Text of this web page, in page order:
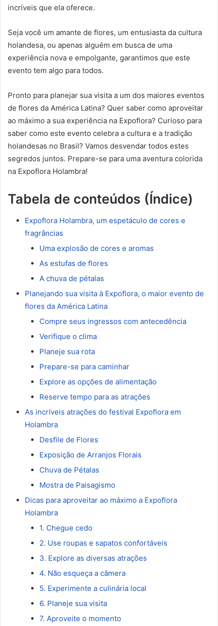
incríveis que ela oferece.
Seja você um amante de flores, um entusiasta da cultura
holandesa, ou apenas alguém em busca de uma
experiência nova e empolgante, garantimos que este
evento tem algo para todos.
Pronto para planejar sua visita a um dos maiores eventos
de flores da América Latina? Quer saber como aproveitar
ao máximo a sua experiência na Expoflora? Curioso para
saber como este evento celebra a cultura e a tradição
holandesas no Brasil? Vamos desvendar todos estes
segredos juntos. Prepare-se para uma aventura colorida
na Expoflora Holambra!
Tabela de conteúdos (Índice)
Expoflora Holambra, um espetáculo de cores e
fragrâncias
Uma explosão de cores e aromas
As estufas de flores
A chuva de pétalas
Planejando sua visita à Expoflora, o maior evento de
flores da América Latina
Compre seus ingressos com antecedência
Verifique o clima
Planeje sua rota
Prepare-se para caminhar
Explore as opções de alimentação
Reserve tempo para as atrações
As incríveis atrações do festival Expoflora em
Holambra
Desfile de Flores
Exposição de Arranjos Florais
Chuva de Pétalas
Mostra de Paisagismo
Dicas para aproveitar ao máximo a Expoflora
Holambra
1. Chegue cedo
2. Use roupas e sapatos confortáveis
3. Explore as diversas atrações
4. Não esqueça a câmera
5. Experimente a culinária local
6. Planeje sua visita
7. Aproveite o momento